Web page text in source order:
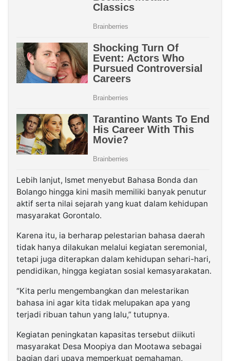
Lebih lanjut, Ismet menyebut Bahasa Bonda dan
Bolango hingga kini masih memiliki banyak penutur
aktif serta nilai sejarah yang kuat dalam kehidupan
masyarakat Gorontalo.
Karena itu, ia berharap pelestarian bahasa daerah
tidak hanya dilakukan melalui kegiatan seremonial,
tetapi juga diterapkan dalam kehidupan sehari-hari,
pendidikan, hingga kegiatan sosial kemasyarakatan.
“Kita perlu mengembangkan dan melestarikan
bahasa ini agar kita tidak melupakan apa yang
terjadi ribuan tahun yang lalu,” tutupnya.
Kegiatan peningkatan kapasitas tersebut diikuti
masyarakat Desa Moopiya dan Mootawa sebagai
bagian dari upaya memperkuat pemahaman,